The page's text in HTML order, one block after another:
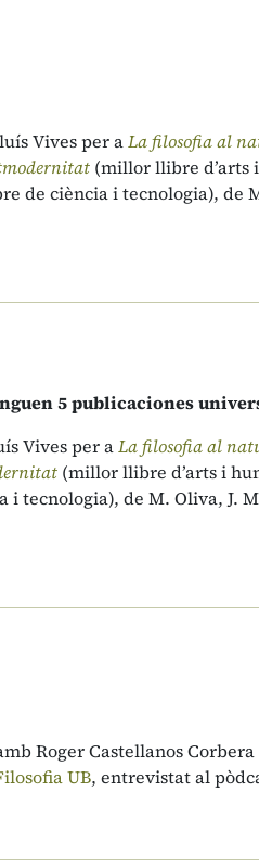
Vives per aLa filosofia al
(millor llibre d’arts
de ciència i tecnologia), de
5 publicaciones
Vives per aLa filosofia al
(millor llibre d’arts i
tecnologia), de M. Oliva, J.
Roger Castellanos Corbera
UB, entrevistat al